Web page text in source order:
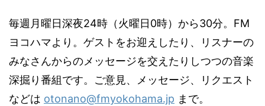
毎週月曜日深夜24時（火曜日0時）から30分。FM
ヨコハマより。ゲストをお迎えしたり、リスナーの
みなさんからのメッセージを交えたりしつつの音楽
深掘り番組です。ご意見、メッセージ、リクエスト
などは otonano@fmyokohama.jp まで。